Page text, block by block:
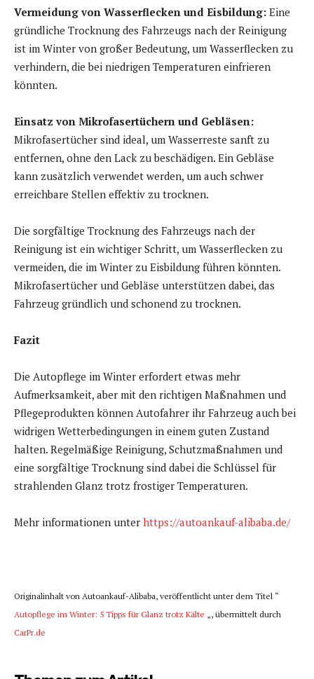
Vermeidung von Wasserflecken und Eisbildung: Eine
gründliche Trocknung des Fahrzeugs nach der Reinigung
ist im Winter von großer Bedeutung, um Wasserflecken zu
verhindern, die bei niedrigen Temperaturen einfrieren
könnten.
Einsatz von Mikrofasertüchern und Gebläsen:
Mikrofasertücher sind ideal, um Wasserreste sanft zu
entfernen, ohne den Lack zu beschädigen. Ein Gebläse
kann zusätzlich verwendet werden, um auch schwer
erreichbare Stellen effektiv zu trocknen.
Die sorgfältige Trocknung des Fahrzeugs nach der
Reinigung ist ein wichtiger Schritt, um Wasserflecken zu
vermeiden, die im Winter zu Eisbildung führen könnten.
Mikrofasertücher und Gebläse unterstützen dabei, das
Fahrzeug gründlich und schonend zu trocknen.
Fazit
Die Autopflege im Winter erfordert etwas mehr
Aufmerksamkeit, aber mit den richtigen Maßnahmen und
Pflegeprodukten können Autofahrer ihr Fahrzeug auch bei
widrigen Wetterbedingungen in einem guten Zustand
halten. Regelmäßige Reinigung, Schutzmaßnahmen und
eine sorgfältige Trocknung sind dabei die Schlüssel für
strahlenden Glanz trotz frostiger Temperaturen.
Mehr informationen unter https://autoankauf-alibaba.de/
Originalinhalt von Autoankauf-Alibaba, veröffentlicht unter dem Titel “
Autopflege im Winter: 5 Tipps für Glanz trotz Kälte „, übermittelt durch
CarPr.de